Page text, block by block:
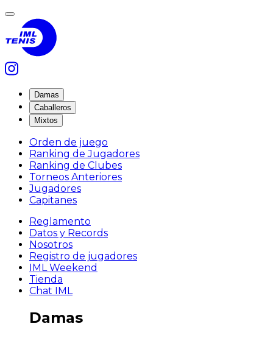
Damas
Caballeros
Mixtos
Orden de juego
Ranking de Jugadores
Ranking de Clubes
Torneos Anteriores
Jugadores
Capitanes
Reglamento
Datos y Records
Nosotros
Registro de jugadores
IML Weekend
Tienda
Chat IML
Damas